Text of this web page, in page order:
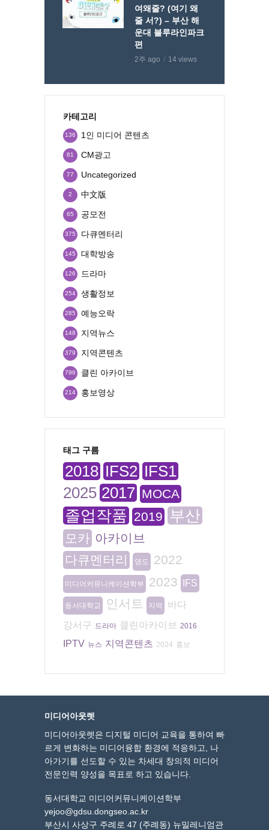
여왜줄? (여기 왜
줄 서?) – 부산 해
운대 블루라인파크
편
2주 ago 14 views
카테고리
1인 미디어 콘텐츠
136
CM광고
81
Uncategorized
77
中文版
2
공모전
65
다큐멘터리
375
대학방송
145
드라마
126
생활정보
254
예능오락
285
지역뉴스
148
지역콘텐츠
379
클린 아카이브
796
홍보영상
214
태그 구름
2018 IFS2 IFS1
2025 2017 MOCA
졸업작품 2019 부산
모카 아카이브
다큐멘터리
영도 2022
미디어커뮤니케이션학부 2023 IFS
동서대학교 인서트 지역
바다
강서구 드라마 클린아카이브 2016
IPTV 뉴스 지역콘텐츠 2024 홍보
미디어아웃렛
미디어아웃렛은 디지털 미디어 교육을 통하여 빠
르게 변화하는 미디어융합 환경에 적응하고, 나
아가기를 선도할 수 있는 차세대 창의적 미디어
전문인력 양성을 목표로 하고 있습니다.
동서대학교 미디어커뮤니케이션학부
yejoo@gdsu.dongseo.ac.kr
부산시 사상구 주례로 47 (주례동) 뉴밀레니엄관